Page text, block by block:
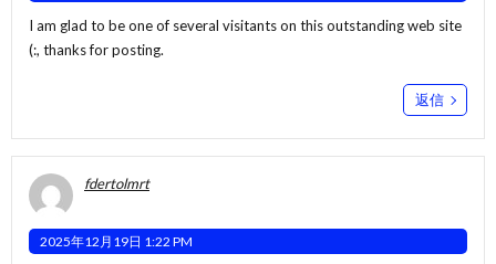
I am glad to be one of several visitants on this outstanding web site
(:, thanks for posting.
返信
fdertolmrt
2025年12月19日 1:22 PM